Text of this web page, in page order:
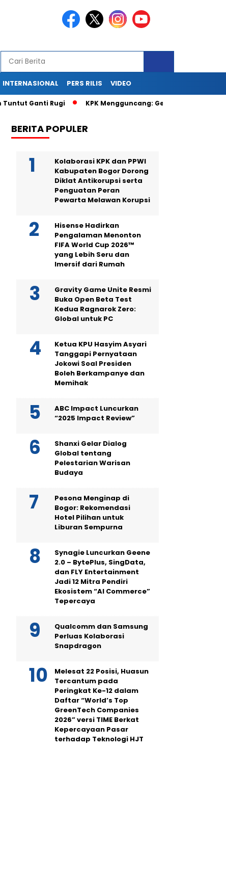
INTERNASIONAL PERS RILIS VIDEO
Rugi KPK Mengguncang: Geledah Kantor dan Rumah
BERITA POPULER
Kolaborasi KPK dan PPWI
Kabupaten Bogor Dorong
Diklat Antikorupsi serta
Penguatan Peran
Pewarta Melawan Korupsi
Hisense Hadirkan
Pengalaman Menonton
FIFA World Cup 2026™
yang Lebih Seru dan
Imersif dari Rumah
Gravity Game Unite Resmi
Buka Open Beta Test
Kedua Ragnarok Zero:
Global untuk PC
Ketua KPU Hasyim Asyari
Tanggapi Pernyataan
Jokowi Soal Presiden
Boleh Berkampanye dan
Memihak
ABC Impact Luncurkan
“2025 Impact Review”
Shanxi Gelar Dialog
Global tentang
Pelestarian Warisan
Budaya
Pesona Menginap di
Bogor: Rekomendasi
Hotel Pilihan untuk
Liburan Sempurna
Synagie Luncurkan Geene
2.0 – BytePlus, SingData,
dan FLY Entertainment
Jadi 12 Mitra Pendiri
Ekosistem “AI Commerce”
Tepercaya
Qualcomm dan Samsung
Perluas Kolaborasi
Snapdragon
Melesat 22 Posisi, Huasun
Tercantum pada
Peringkat Ke-12 dalam
Daftar “World’s Top
GreenTech Companies
2026” versi TIME Berkat
Kepercayaan Pasar
terhadap Teknologi HJT